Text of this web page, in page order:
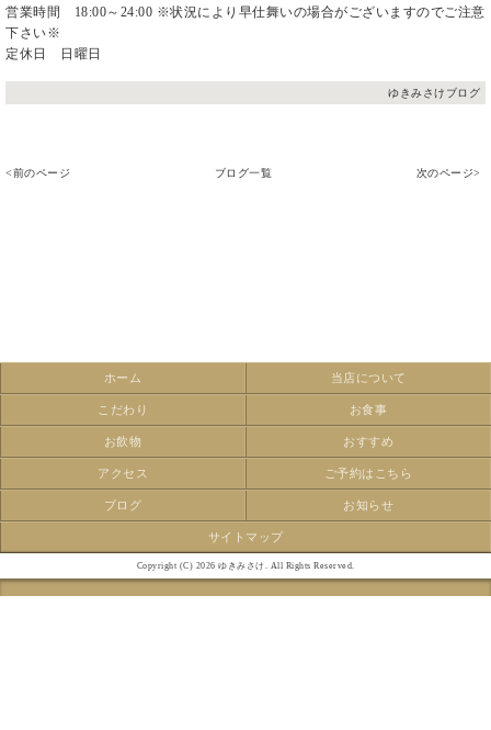
営業時間 18:00～24:00 ※状況により早仕舞いの場合がございますのでご注意
下さい※
定休日 日曜日
ゆきみさけブログ
<前のページ ブログ一覧 次のページ>
ホーム 当店について
こだわり お食事
お飲物 おすすめ
アクセス ご予約はこちら
ブログ お知らせ
サイトマップ
Copyright (C) 2026 ゆきみさけ. All Rights Reserved.